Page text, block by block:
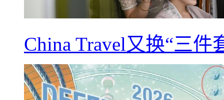
China Travel又换“三